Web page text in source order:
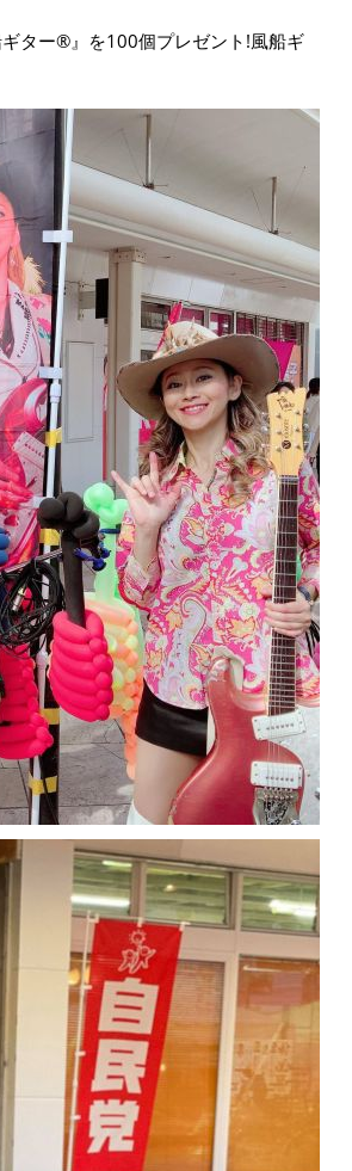
ター®』を100個プレゼント!風船ギ